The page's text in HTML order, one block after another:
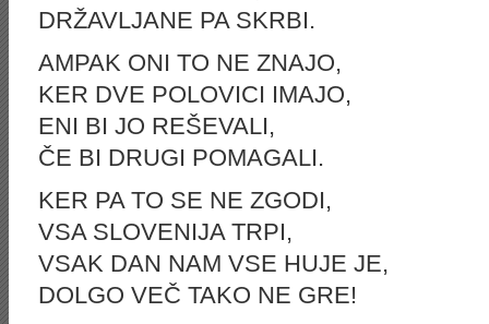
DRŽAVLJANE PA SKRBI.
AMPAK ONI TO NE ZNAJO,
KER DVE POLOVICI IMAJO,
ENI BI JO REŠEVALI,
ČE BI DRUGI POMAGALI.
KER PA TO SE NE ZGODI,
VSA SLOVENIJA TRPI,
VSAK DAN NAM VSE HUJE JE,
DOLGO VEČ TAKO NE GRE!